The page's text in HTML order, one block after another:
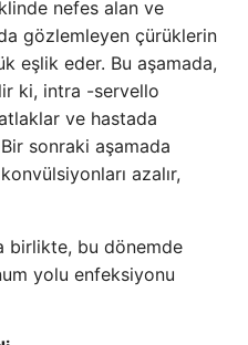
nefes alan ve
gözlemleyen çürüklerin
eşlik eder. Bu aşamada,
ki, intra -servello
ve hastada
sonraki aşamada
azalır,
birlikte, bu dönemde
yolu enfeksiyonu